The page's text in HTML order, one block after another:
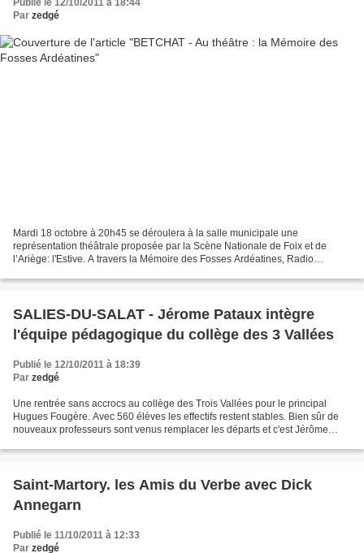
Publié le 12/10/2011 à 18:44
Par zedgé
Mardi 18 octobre à 20h45 se déroulera à la salle municipale une
représentation théâtrale proposée par la Scène Nationale de Foix et de
l’Ariège: l'Estive. A travers la Mémoire des Fosses Ardéatines, Radio
SALIES-DU-SALAT - Jérome Pataux intègre
l'équipe pédagogique du collège des 3 Vallées
Publié le 12/10/2011 à 18:39
Par zedgé
Une rentrée sans accrocs au collège des Trois Vallées pour le principal
Hugues Fougère. Avec 560 élèves les effectifs restent stables. Bien sûr de
nouveaux professeurs sont venus remplacer les départs et c'est Jérôme
Saint-Martory. les Amis du Verbe avec Dick
Annegarn
Publié le 11/10/2011 à 12:33
Par zedgé